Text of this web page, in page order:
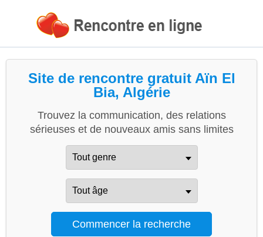
Site de rencontre gratuit Aïn El
Bia, Algérie
Trouvez la communication, des relations
sérieuses et de nouveaux amis sans limites